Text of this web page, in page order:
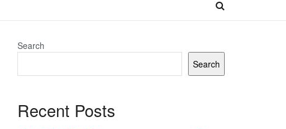
Search
Search
Recent Posts